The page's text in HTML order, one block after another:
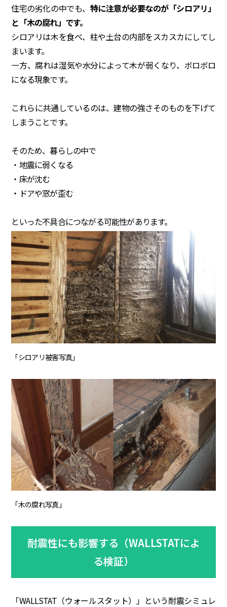
住宅の劣化の中でも、 特に注意が必要なのが「シロアリ」
と「木の腐れ」です。
シロアリは木を食べ、柱や土台の内部をスカスカにしてし
まいます。
一方、腐れは湿気や水分によって木が弱くなり、ボロボロ
になる現象です。
これらに共通しているのは、建物の強さそのものを下げて
しまうことです。
そのため、暮らしの中で
・地震に弱くなる
・床が沈む
・ドアや窓が歪む
といった不具合につながる可能性があります。
「シロアリ被害写真」
「木の腐れ写真」
耐震性にも影響する（WALLSTATによ
る検証）
「WALLSTAT（ウォールスタット）」という耐震シミュレ